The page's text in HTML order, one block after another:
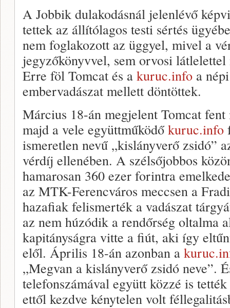
A Jobbik dulakodásnál jelenlévő
tettek az állítólagos testi sértés
nem foglakozott az üggyel, mivel a
jegyzőkönyvvel, sem orvosi
Erre föl Tomcat és a kuruc.info a
embervadászat mellett döntöttek.
Március 18-án megjelent Tomcat
majd a vele együttműködőkuruc.info
ismeretlen nevű „kislányverő zsidó”
vérdíj ellenében. A szélsőjobbos
hamarosan 360 ezer forintra
az MTK-Ferencváros meccsen a
hazafiak felismerték a vadászat
az nem húzódik a rendőrség oltalma
kapitányságra vitte a fiút, aki így
elől. Április 18-án azonban a
„Megvan a kislányverő zsidó neve”.
telefonszámával együtt közzé is
ettől kezdve kénytelen volt